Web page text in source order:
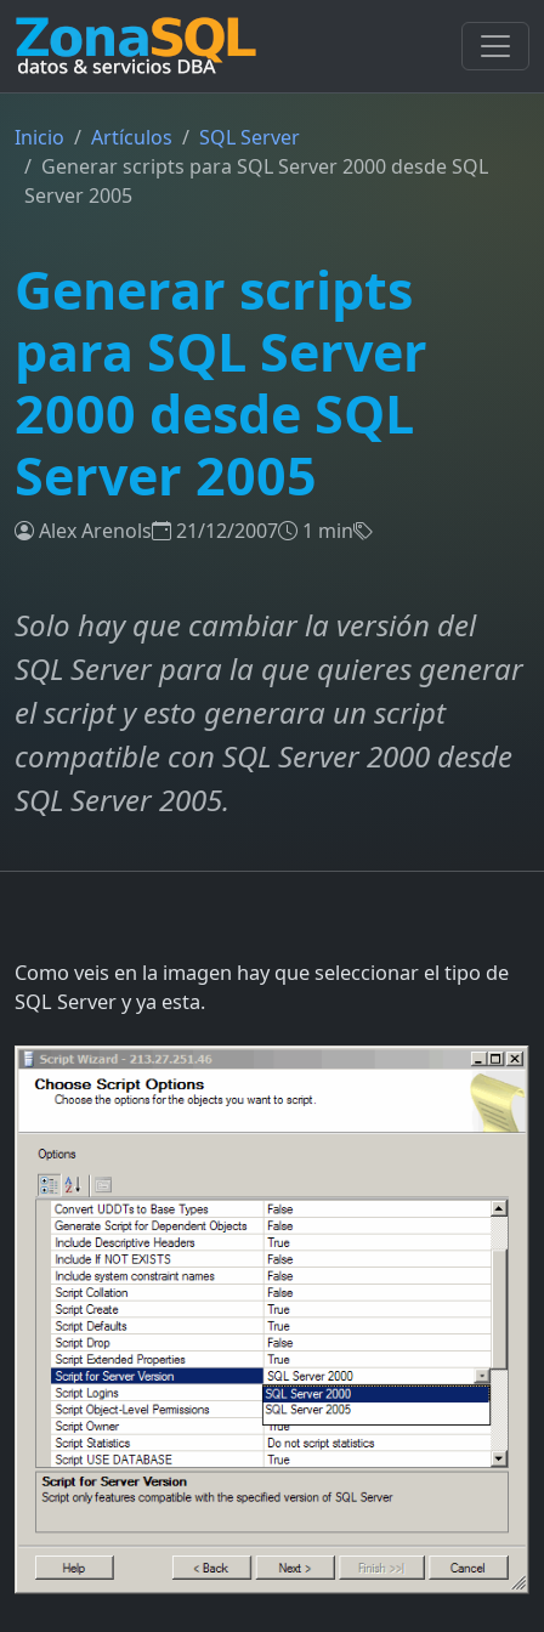
Inicio Artículos
SQL Server
Generar scripts para SQL Server 2000 desde SQL
Server 2005
Generar scripts
para SQL Server
2000 desde SQL
Server 2005
Alex Arenols 21/12/2007 1 min
Solo hay que cambiar la versión del
SQL Server para la que quieres generar
el script y esto generara un script
compatible con SQL Server 2000 desde
SQL Server 2005.
Como veis en la imagen hay que seleccionar el tipo de
SQL Server y ya esta.